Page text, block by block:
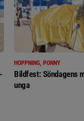
HOPPNING, PONNY
Bildfest: Söndagens
unga